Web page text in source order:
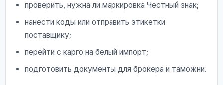
проверить, нужна ли маркировка Честный знак;
нанести коды или отправить этикетки
поставщику;
перейти с карго на белый импорт;
подготовить документы для брокера и таможни.